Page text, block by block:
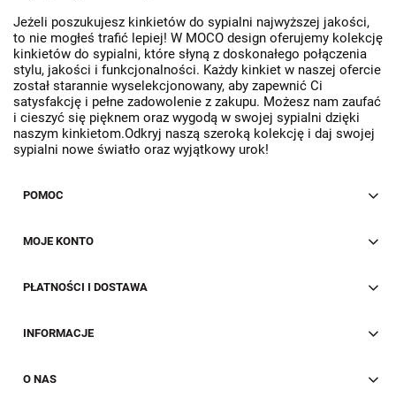
Jeżeli poszukujesz kinkietów do sypialni najwyższej jakości,
to nie mogłeś trafić lepiej! W MOCO design oferujemy kolekcję
kinkietów do sypialni, które słyną z doskonałego połączenia
stylu, jakości i funkcjonalności. Każdy kinkiet w naszej ofercie
został starannie wyselekcjonowany, aby zapewnić Ci
satysfakcję i pełne zadowolenie z zakupu. Możesz nam zaufać
i cieszyć się pięknem oraz wygodą w swojej sypialni dzięki
naszym kinkietom.Odkryj naszą szeroką kolekcję i daj swojej
sypialni nowe światło oraz wyjątkowy urok!
POMOC
MOJE KONTO
PŁATNOŚCI I DOSTAWA
INFORMACJE
O NAS